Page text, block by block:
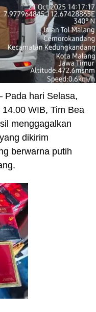
Pada hari Selasa,
WIB, Tim Bea
menggagalkan
dikirim
berwarna putih